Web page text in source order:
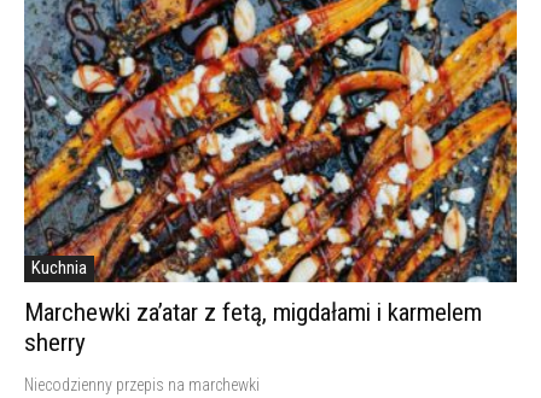
Kuchnia
Marchewki za’atar z fetą, migdałami i karmelem
sherry
Niecodzienny przepis na marchewki